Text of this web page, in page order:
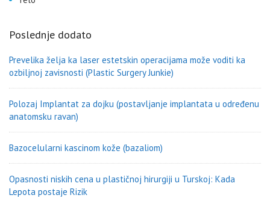
Poslednje dodato
Prevelika želja ka laser estetskin operacijama može voditi ka
ozbiljnoj zavisnosti (Plastic Surgery Junkie)
Polozaj Implantat za dojku (postavljanje implantata u određenu
anatomsku ravan)
Bazocelularni kascinom kože (bazaliom)
Opasnosti niskih cena u plastičnoj hirurgiji u Turskoj: Kada
Lepota postaje Rizik